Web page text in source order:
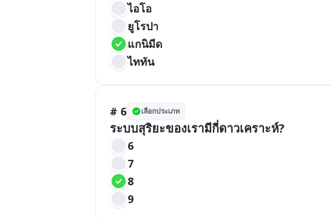
ไอโอ
ยูโรปา
แกนิมีด
ไททัน
# 6 เลือกประเภท
ระบบสุริยะของเรามีกี่ดาวเคราะห์?
6
7
8
9